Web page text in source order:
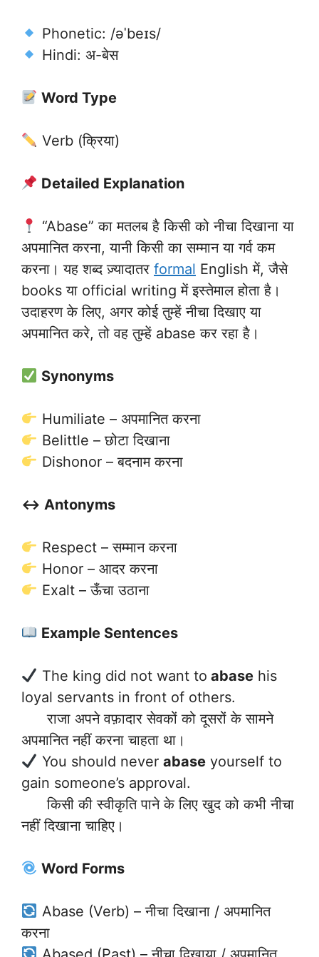
Phonetic: /əˈbeɪs/
Hindi: अ-बेस
Word Type
Verb (क्रिया)
Detailed Explanation
“Abase” का मतलब है किसी को नीचा दिखाना या
अपमानित करना, यानी किसी का सम्मान या गर्व कम
करना। यह शब्द ज़्यादातर formal English में, जैसे
books या official writing में इस्तेमाल होता है।
उदाहरण के लिए, अगर कोई तुम्हें नीचा दिखाए या
अपमानित करे, तो वह तुम्हें abase कर रहा है।
Synonyms
Humiliate – अपमानित करना
Belittle – छोटा दिखाना
Dishonor – बदनाम करना
↔️ Antonyms
Respect – सम्मान करना
Honor – आदर करना
Exalt – ऊँचा उठाना
Example Sentences
The king did not want to abasehis
loyal servants in front of others.
राजा अपने वफ़ादार सेवकों को दूसरों के सामने
अपमानित नहीं करना चाहता था।
You should never abaseyourself to
gain someone’s approval.
किसी की स्वीकृति पाने के लिए खुद को कभी नीचा
नहीं दिखाना चाहिए।
Word Forms
Abase (Verb) – नीचा दिखाना / अपमानित
करना